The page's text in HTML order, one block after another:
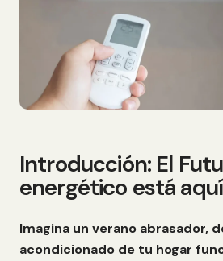
Introducción: El
energético está aquí
Imagina un verano abrasador,
acondicionado de tu hogar